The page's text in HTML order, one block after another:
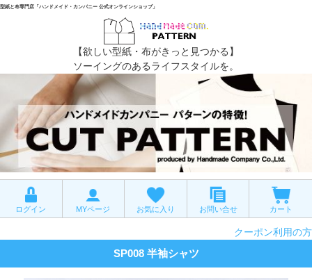
型紙と布専門店「ハンドメイド・カンパニー 公式オンラインショップ」
【欲しい型紙・布がきっと見つかる】
ソーイングのあるライフスタイルを。
ログイン MYページ お気に入り お問い合せ カート
クーポン利用の方
SP008 半袖シャツ